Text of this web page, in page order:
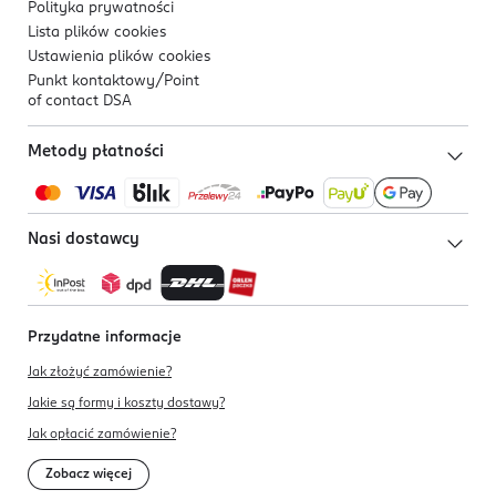
Polityka prywatności
Lista plików cookies
Ustawienia plików cookies
Punkt kontaktowy/ Point
of contact DSA
Metody płatności
Nasi dostawcy
Przydatne informacje
Jak złożyć zamówienie?
Jakie są formy i koszty dostawy?
Jak opłacić zamówienie?
Zobacz więcej